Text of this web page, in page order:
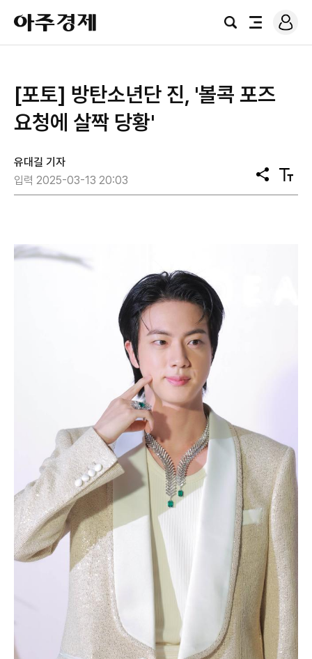
아
주
경
검
전
로
그
[포토] 방탄소년단 진, '볼콕 포즈
요청에 살짝 당황'
유대길 기자
입력 2025-03-13 20:03
공
유
텍
스